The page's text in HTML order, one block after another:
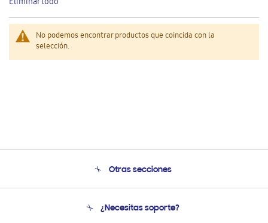
No podemos encontrar productos que coincida con la
selección.
artículo
Eliminar todo
Otras secciones
Soporte
¿Necesitas soporte?